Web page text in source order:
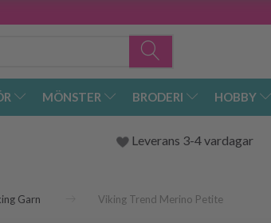
MÖNSTER BRODERI HOBBY
Leverans 3-4 vardagar
Garn Viking Trend Merino Petite